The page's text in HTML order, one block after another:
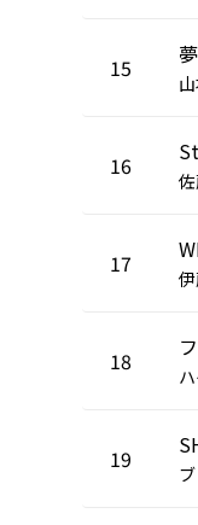
15
16
17
18
19